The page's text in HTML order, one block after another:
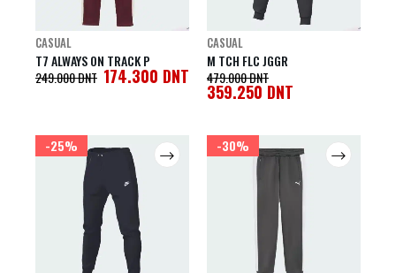
CASUAL
T7 ALWAYS ON TRACK P
249.000DNT 174.300 DNT
CASUAL
M TCH FLC JGGR
479.000DNT
359.250 DNT
-25% -30%